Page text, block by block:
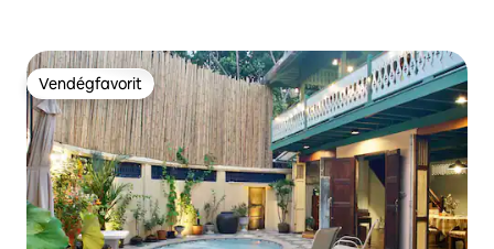
Vendégfavorit
Vendégfavorit